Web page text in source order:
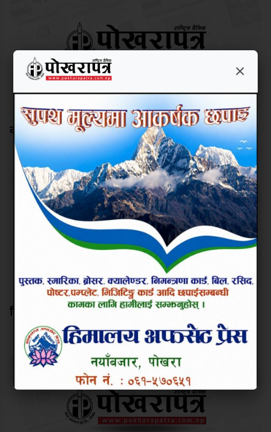
काङ्ग्रेस र कम्युनिस्टले विर्सेको बाटो
हिलो खेल्ने दिनमा सिमित नहोस् धान दिवस
×